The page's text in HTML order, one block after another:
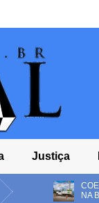
Justiça
EM R$ 82,7